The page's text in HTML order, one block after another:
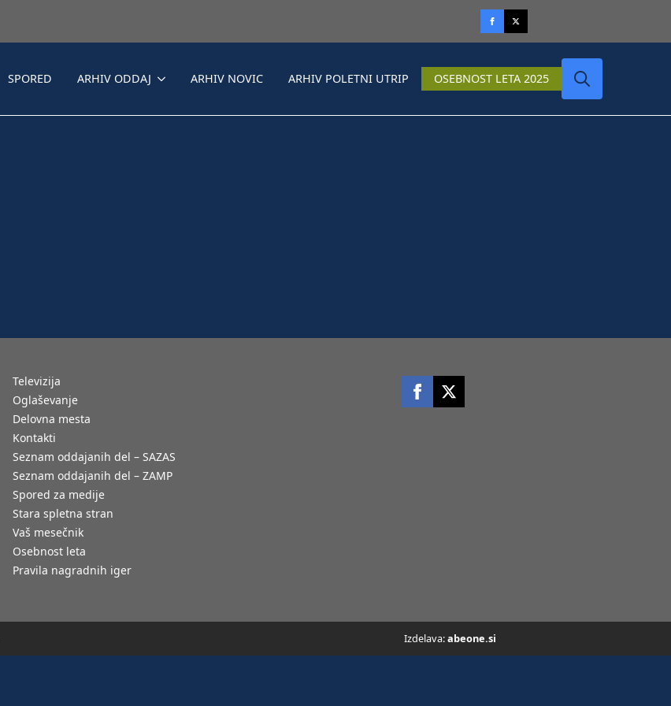
SPORED ARHIV ODDAJ ARHIV NOVIC ARHIV POLETNI UTRIP OSEBNOST LETA 2025
Televizija
Oglaševanje
Delovna mesta
Kontakti
Seznam oddajanih del – SAZAS
Seznam oddajanih del – ZAMP
Spored za medije
Stara spletna stran
Vaš mesečnik
Osebnost leta
Pravila nagradnih iger
Izdelava:abeone.si